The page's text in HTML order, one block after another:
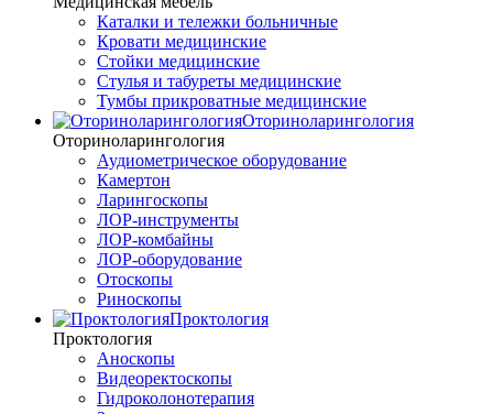
Каталки и тележки больничные
Кровати медицинские
Стойки медицинские
Стулья и табуреты медицинские
Тумбы прикроватные медицинские
Оториноларингология
Оториноларингология
Аудиометрическое оборудование
Камертон
Ларингоскопы
ЛОР-инструменты
ЛОР-комбайны
ЛОР-оборудование
Отоскопы
Риноскопы
Проктология
Проктология
Аноскопы
Видеоректоскопы
Гидроколонотерапия